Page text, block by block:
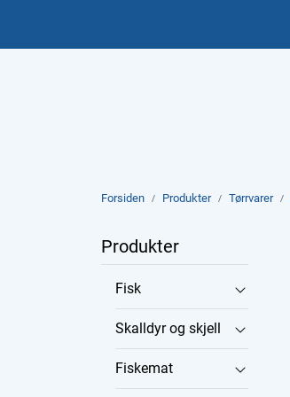
Forsiden Produkter Tørrvarer
Produkter
Fisk
Skalldyr og skjell
Fiskemat